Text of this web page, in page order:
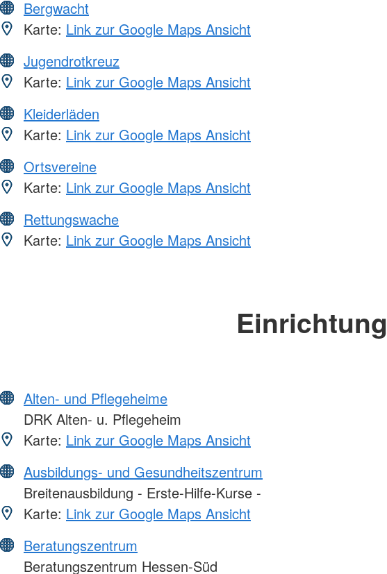
Bergwacht
Karte: Link zur Google Maps Ansicht
Jugendrotkreuz
Karte: Link zur Google Maps Ansicht
Kleiderläden
Karte: Link zur Google Maps Ansicht
Ortsvereine
Karte: Link zur Google Maps Ansicht
Rettungswache
Karte: Link zur Google Maps Ansicht
Alten- und Pflegeheime
DRK Alten- u. Pflegeheim
Karte: Link zur Google Maps Ansicht
Ausbildungs- und Gesundheitszentrum
Breitenausbildung - Erste-Hilfe-Kurse -
Karte: Link zur Google Maps Ansicht
Beratungszentrum
Beratungszentrum Hessen-Süd